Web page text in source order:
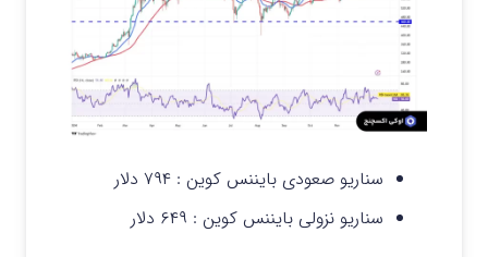
سناریو صعودی بایننس کوین : ۷۹۴ دلار
سناریو نزولی بایننس کوین : ۶۴۹ دلار